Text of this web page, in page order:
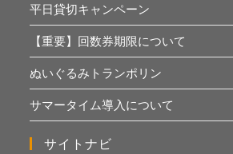
平日貸切キャンペーン
【重要】回数券期限について
ぬいぐるみトランポリン
サマータイム導入について
サイトナビ